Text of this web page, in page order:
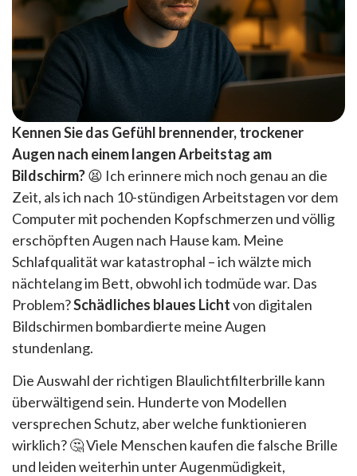
Kennen Sie das Gefühl brennender, trockener
Augen nach einem langen Arbeitstag am
Bildschirm?😫 Ich erinnere mich noch genau an die
Zeit, als ich nach 10-stündigen Arbeitstagen vor dem
Computer mit pochenden Kopfschmerzen und völlig
erschöpften Augen nach Hause kam. Meine
Schlafqualität war katastrophal – ich wälzte mich
nächtelang im Bett, obwohl ich todmüde war. Das
Problem?Schädliches blaues Lichtvon digitalen
Bildschirmen bombardierte meine Augen
stundenlang.
Die Auswahl der richtigen Blaulichtfilterbrille kann
überwältigend sein. Hunderte von Modellen
versprechen Schutz, aber welche funktionieren
wirklich? 🤔 Viele Menschen kaufen die falsche Brille
und leiden weiterhin unter Augenmüdigkeit,